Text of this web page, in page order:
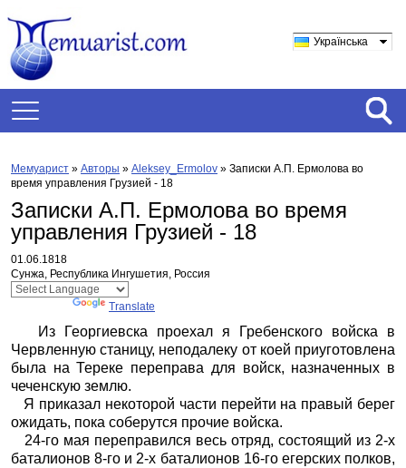
Українська
Мемуарист » Авторы » Aleksey_Ermolov » Записки А.П. Ермолова во
время управления Грузией - 18
Записки А.П. Ермолова во время
управления Грузией - 18
01.06.1818
Сунжа, Республика Ингушетия, Россия
Translate
Из Георгиевска проехал я Гребенского войска в
Червленную станицу, неподалеку от коей приуготовлена
была на Тереке переправа для войск, назначенных в
чеченскую землю.
Я приказал некоторой части перейти на правый берег
ожидать, пока соберутся прочие войска.
24-го мая переправился весь отряд, состоящий из 2-х
баталионов 8-го и 2-х баталионов 16-го егерских полков,